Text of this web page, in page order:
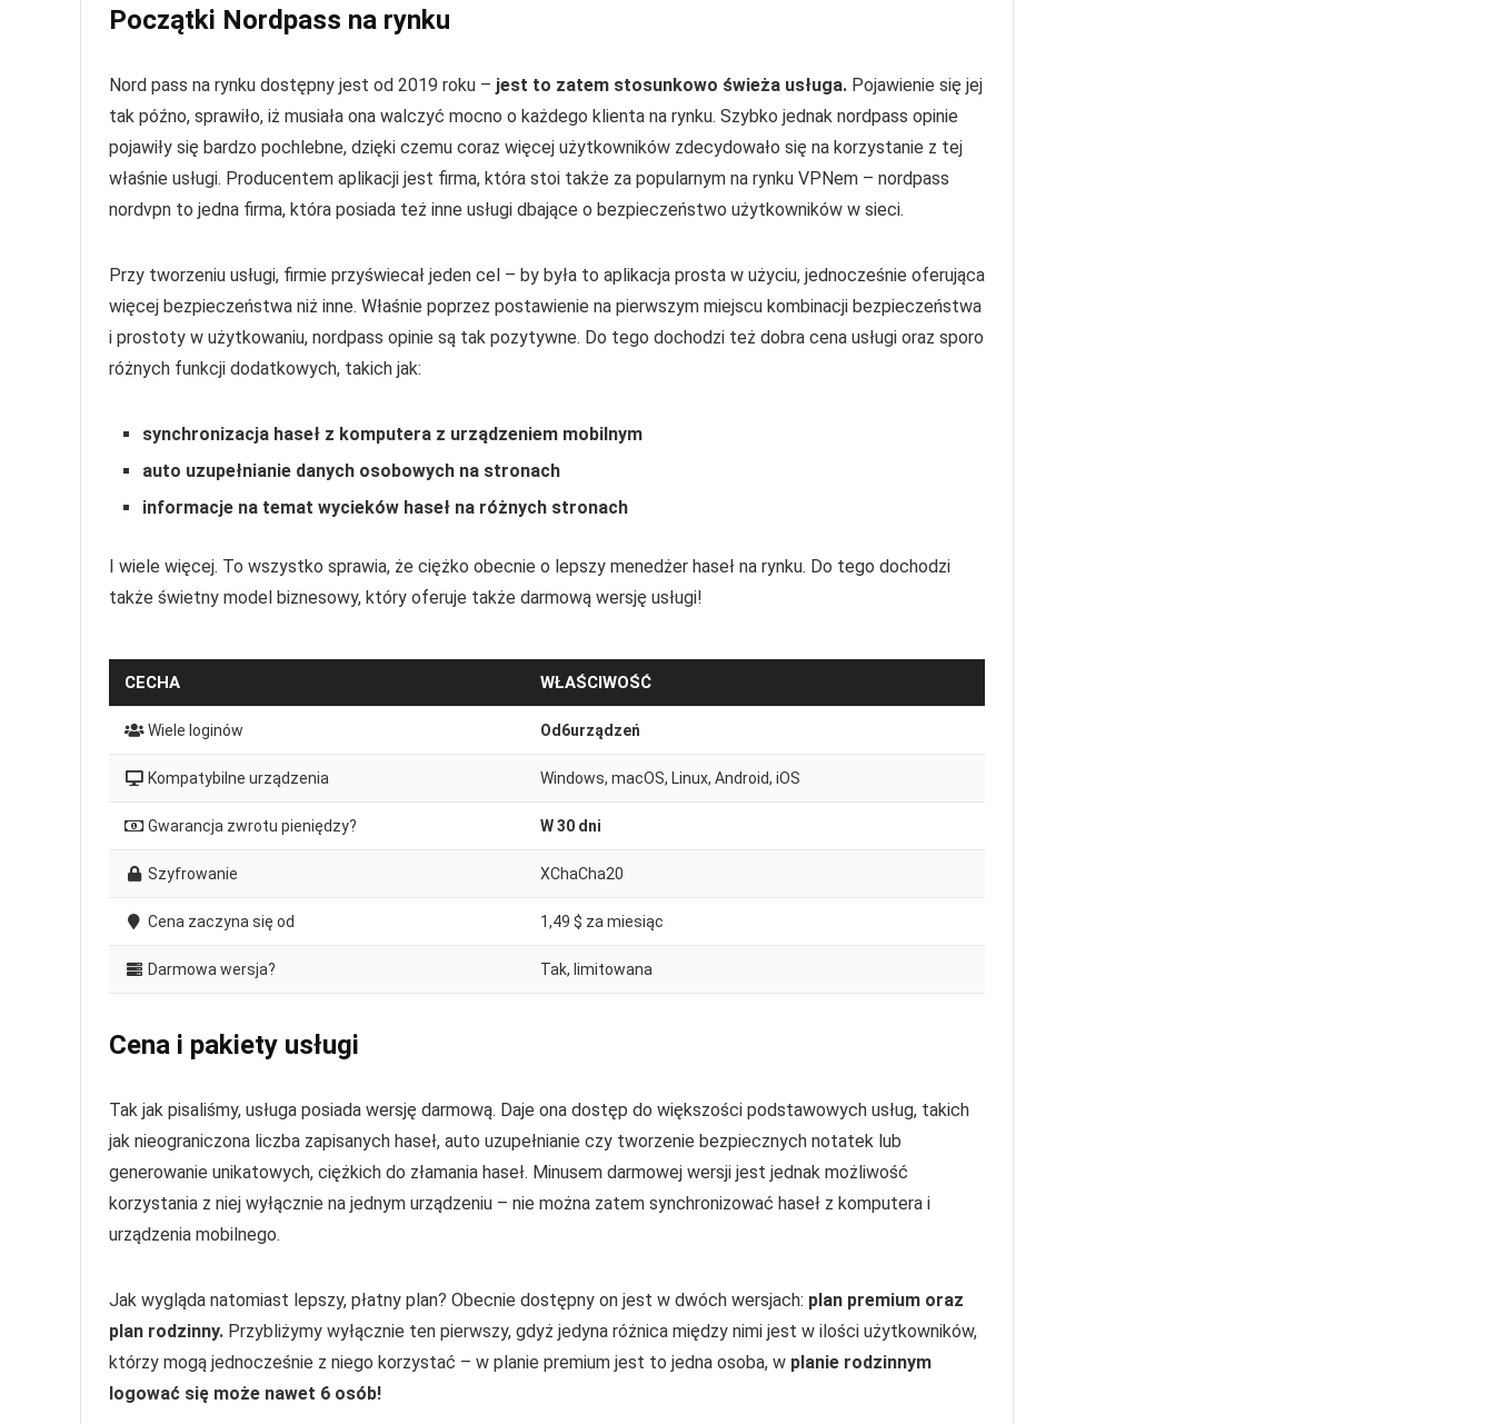
Początki Nordpass na rynku
Nord pass na rynku dostępny jest od 2019 roku – jest to zatem stosunkowo świeża usługa. Pojawienie się jej
tak późno, sprawiło, iż musiała ona walczyć mocno o każdego klienta na rynku. Szybko jednak nordpass opinie
pojawiły się bardzo pochlebne, dzięki czemu coraz więcej użytkowników zdecydowało się na korzystanie z tej
właśnie usługi. Producentem aplikacji jest firma, która stoi także za popularnym na rynku VPNem – nordpass
nordvpn to jedna firma, która posiada też inne usługi dbające o bezpieczeństwo użytkowników w sieci.
Przy tworzeniu usługi, firmie przyświecał jeden cel – by była to aplikacja prosta w użyciu, jednocześnie oferująca
więcej bezpieczeństwa niż inne. Właśnie poprzez postawienie na pierwszym miejscu kombinacji bezpieczeństwa
i prostoty w użytkowaniu, nordpass opinie są tak pozytywne. Do tego dochodzi też dobra cena usługi oraz sporo
różnych funkcji dodatkowych, takich jak:
synchronizacja haseł z komputera z urządzeniem mobilnym
auto uzupełnianie danych osobowych na stronach
informacje na temat wycieków haseł na różnych stronach
I wiele więcej. To wszystko sprawia, że ciężko obecnie o lepszy menedżer haseł na rynku. Do tego dochodzi
także świetny model biznesowy, który oferuje także darmową wersję usługi!
CECHA WŁAŚCIWOŚĆ
Wiele loginów Od6urządzeń
Kompatybilne urządzenia Windows, macOS, Linux, Android, iOS
Gwarancja zwrotu pieniędzy? W 30 dni
Szyfrowanie XChaCha20
Cena zaczyna się od 1,49 $ za miesiąc
Darmowa wersja? Tak, limitowana
Cena i pakiety usługi
Tak jak pisaliśmy, usługa posiada wersję darmową. Daje ona dostęp do większości podstawowych usług, takich
jak nieograniczona liczba zapisanych haseł, auto uzupełnianie czy tworzenie bezpiecznych notatek lub
generowanie unikatowych, ciężkich do złamania haseł. Minusem darmowej wersji jest jednak możliwość
korzystania z niej wyłącznie na jednym urządzeniu – nie można zatem synchronizować haseł z komputera i
urządzenia mobilnego.
Jak wygląda natomiast lepszy, płatny plan? Obecnie dostępny on jest w dwóch wersjach: plan premium oraz
plan rodzinny. Przybliżymy wyłącznie ten pierwszy, gdyż jedyna różnica między nimi jest w ilości użytkowników,
którzy mogą jednocześnie z niego korzystać – w planie premium jest to jedna osoba, w planie rodzinnym
logować się może nawet 6 osób!